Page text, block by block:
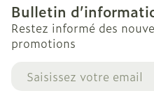
Bulletin
Restez informé des
promotions
Adresse mail